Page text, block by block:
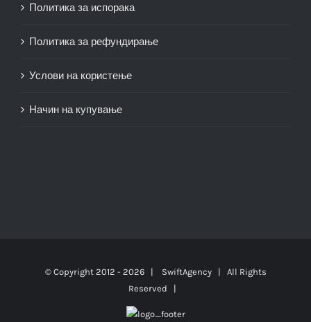
Политика за испорака
Политика за рефундирање
Услови на користење
Начин на купување
© Copyright 2012 - 2026 | SwiftAgency| All Rights
Reserved |